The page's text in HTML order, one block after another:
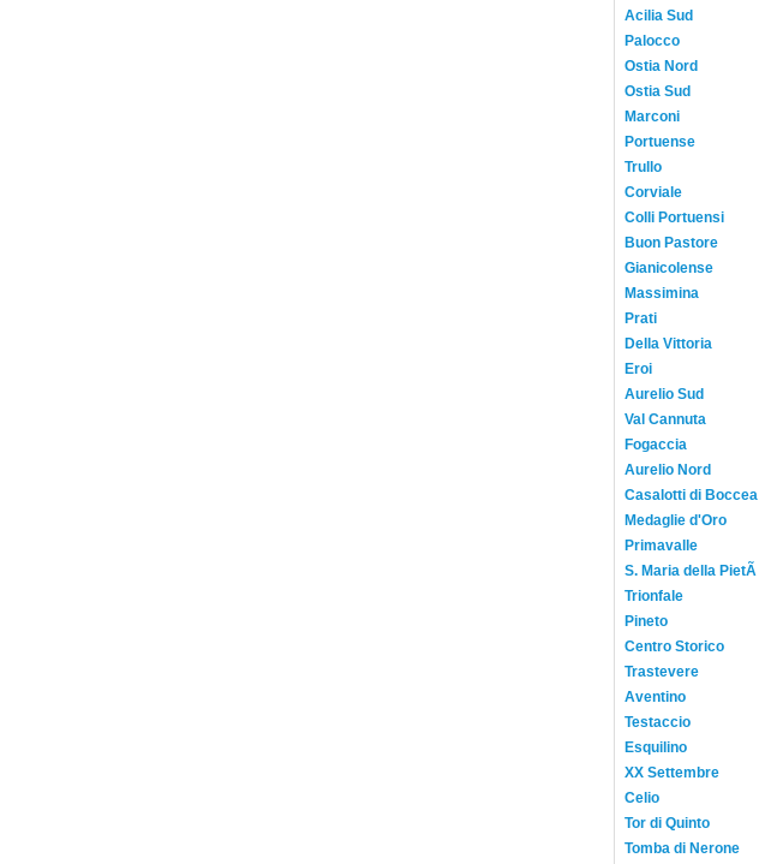
Acilia Sud
Palocco
Ostia Nord
Ostia Sud
Marconi
Portuense
Trullo
Corviale
Colli Portuensi
Buon Pastore
Gianicolense
Massimina
Prati
Della Vittoria
Eroi
Aurelio Sud
Val Cannuta
Fogaccia
Aurelio Nord
Casalotti di Boccea
Medaglie d'Oro
Primavalle
S. Maria della PietÃ
Trionfale
Pineto
Centro Storico
Trastevere
Aventino
Testaccio
Esquilino
XX Settembre
Celio
Tor di Quinto
Tomba di Nerone